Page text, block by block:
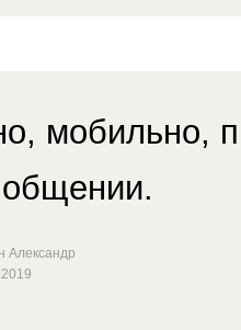
мобильно,
Александр